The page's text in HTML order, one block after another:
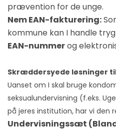
prævention for de unge.
Nem EAN-fakturering:
kommune kan I handle
EAN-nummerog
Skræddersyede løsninger
Uanset om I skal bruge
seksualundervisning (f.eks.
på jeres institution, har vi den
Undervisningssæt